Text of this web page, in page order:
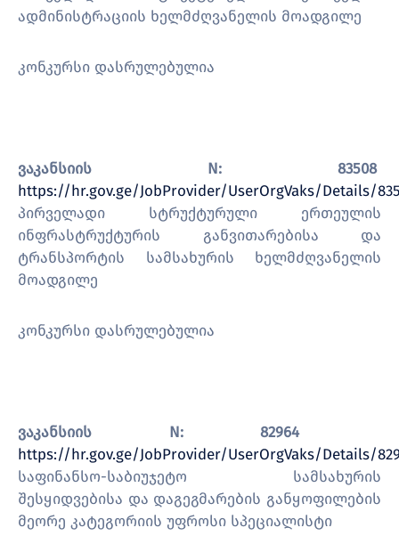
ადმინისტრაციის ხელმძღვანელის მოადგილე
კონკურსი დასრულებულია
ვაკანსიის N: 83508
https://hr.gov.ge/JobProvider/UserOrgVaks/Details/
პირველადი სტრუქტურული ერთეულის
ინფრასტრუქტურის განვითარებისა და
ტრანსპორტის სამსახურის ხელმძღვანელის
მოადგილე
კონკურსი დასრულებულია
ვაკანსიის N:82964
https://hr.gov.ge/JobProvider/UserOrgVaks/Details/
საფინანსო-საბიუჯეტო სამსახურის
შესყიდვებისა და დაგეგმარების განყოფილების
მეორე კატეგორიის უფროსი სპეციალისტი